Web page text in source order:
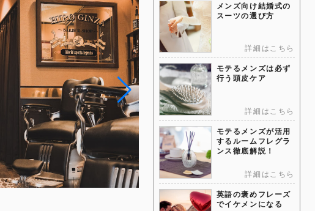
メンズ向け結婚式の
スーツの選び方
詳細はこちら
モテるメンズは必ず
行う頭皮ケア
詳細はこちら
モテるメンズが活用
するルームフレグラ
ンス徹底解説！
詳細はこちら
英語の褒めフレーズ
でイケメンになる